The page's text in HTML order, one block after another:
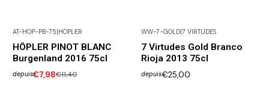
AT-HOP-PB-75|HÖPLER
HÖPLER PINOT BLANC
Burgenland 2016 75cl
depuis€7,98€11,40
WW-7-GOLD|7 VIRTUDES
7 Virtudes Gold Branco
Rioja 2013 75cl
depuis€25,00